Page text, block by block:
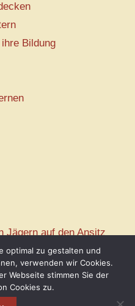
Bildung
Jägern auf den Ansitz
optimal zu gestalten und
verwenden wir Cookies.
Webseite stimmen Sie der
Cookies zu.